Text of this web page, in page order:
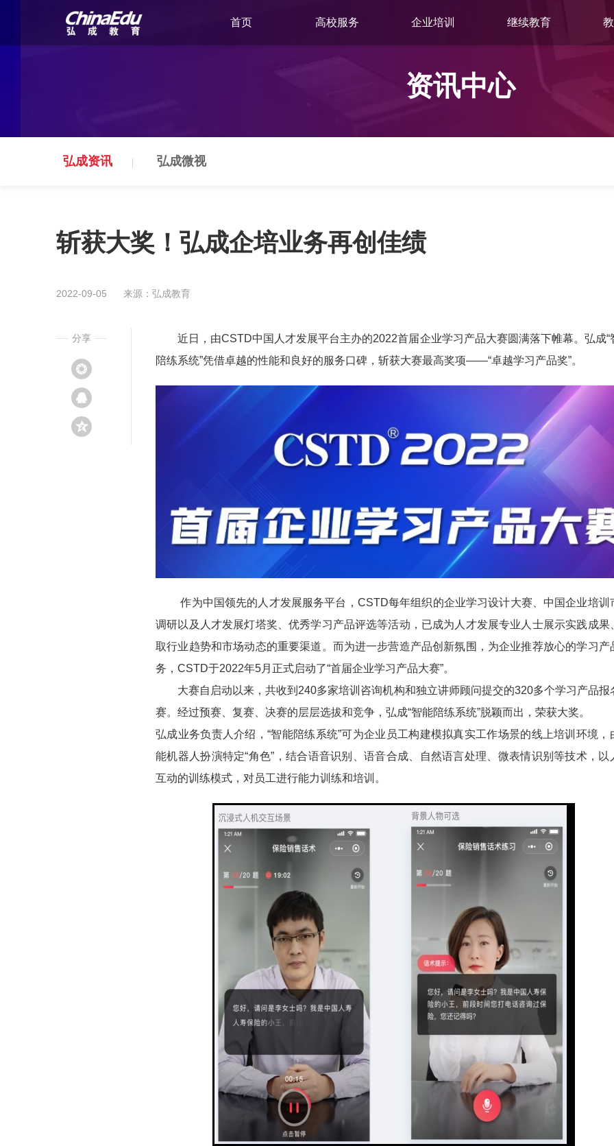
首页 高校服务 企业培训 继续教育
资讯中心
弘成资讯 弘成微视
斩获大奖！弘成企培业务再创佳绩
2022-09-05 来源：弘成教育
近日，由CSTD中国人才发展平台主办的2022首届企业学习产品大赛圆满落下帷幕。弘成“
陪练系统”凭借卓越的性能和良好的服务口碑，斩获大赛最高奖项——“卓越学习产品奖”。
作为中国领先的人才发展服务平台，CSTD每年组织的企业学习设计大赛、中国企业培训
调研以及人才发展灯塔奖、优秀学习产品评选等活动，已成为人才发展专业人士展示实践成果
取行业趋势和市场动态的重要渠道。而为进一步营造产品创新氛围，为企业推荐放心的学习产
务，CSTD于2022年5月正式启动了“首届企业学习产品大赛”。
大赛自启动以来，共收到240多家培训咨询机构和独立讲师顾问提交的320多个学习产品报
赛。经过预赛、复赛、决赛的层层选拔和竞争，弘成“智能陪练系统”脱颖而出，荣获大奖。
弘成业务负责人介绍，“智能陪练系统”可为企业员工构建模拟真实工作场景的线上培训环境，
能机器人扮演特定“角色”，结合语音识别、语音合成、自然语言处理、微表情识别等技术，以
互动的训练模式，对员工进行能力训练和培训。
分享